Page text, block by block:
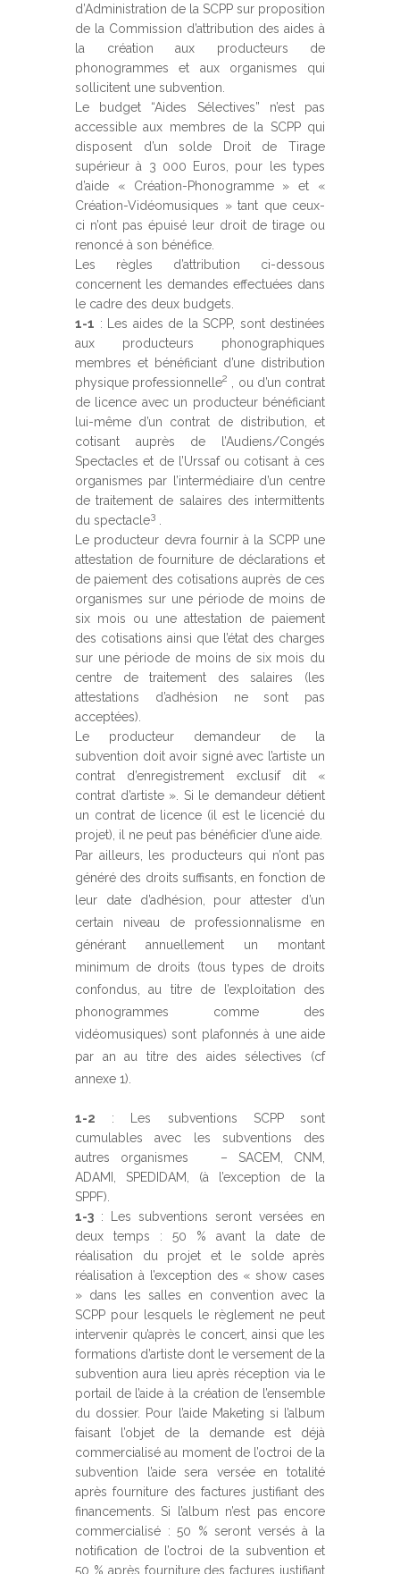
d’Administration de la SCPP sur proposition
de la Commission d’attribution des aides à
la création aux producteurs de
phonogrammes et aux organismes qui
sollicitent une subvention.
Le budget “Aides Sélectives” n’est pas
accessible aux membres de la SCPP qui
disposent d’un solde Droit de Tirage
supérieur à 3 000 Euros, pour les types
d’aide « Création-Phonogramme » et «
Création-Vidéomusiques » tant que ceux-
ci n’ont pas épuisé leur droit de tirage ou
renoncé à son bénéfice.
Les règles d’attribution ci-dessous
concernent les demandes effectuées dans
le cadre des deux budgets.
1-1 : Les aides de la SCPP, sont destinées
aux producteurs phonographiques
membres et bénéficiant d’une distribution
physique professionnelle2
, ou d’un contrat
de licence avec un producteur bénéficiant
lui-même d’un contrat de distribution, et
cotisant auprès de l’Audiens/Congés
Spectacles et de l’Urssaf ou cotisant à ces
organismes par l’intermédiaire d’un centre
de traitement de salaires des intermittents
du spectacle3
Le producteur devra fournir à la SCPP une
attestation de fourniture de déclarations et
de paiement des c​​otisations auprès de ces
organismes sur une période de moins de
six mois ou une attestation de paiement
des cotisations ainsi que l’état des charges
sur une période de moins de six mois du
centre de traitement des salaires (les
attestations d’adhésion ne sont pas
acceptées).
Le producteur demandeur de la
subvention doit avoir signé avec l’artiste un
contrat d’enregistrement exclusif dit «
contrat d’artiste ». Si le demandeur détient
un contrat de licence (il est le licencié du
projet), il ne peut pas bénéficier d’une aide.
Par ailleurs, les producteurs qui n’ont pas
généré des droits suffisants, en fonction de
leur date d’adhésion, pour attester d’un
certain niveau de professionnalisme en
générant annuellement un montant
minimum de droits (tous types de droits
confondus, au titre de l’exploitation des
phonogrammes comme des
vidéomusiques) sont plafonnés à une aide
par an au titre des aides sélectives (cf
annexe 1).
1-2 : Les subventions SCPP sont
cumulables avec les subventions des
autres organismes – SACEM, CNM,
ADAMI, SPEDIDAM, (à l’exception de la
SPPF).
1-3 : Les subventions seront versées en
deux temps : 50 % avant la date de
réalisation du projet et le solde après
réalisation à l’exception des « show cases
» dans les salles en convention avec la
SCPP pour lesquels le règlement ne peut
intervenir qu’après le concert, ainsi que les
formations d’artiste dont le versement de la
subvention aura lieu après réception via le
portail de l’aide à la création de l’ensemble
du dossier. Pour l’aide Maketing si l’album
faisant l’objet de la demande est déjà
commercialisé au moment de l’octroi de la
subvention l’aide sera versée en totalité
après fourniture des factures justifiant des
financements. Si l’album n’est pas encore
commercialisé : 50 % seront versés à la
notification de l’octroi de la subvention et
50 % après fourniture des factures justifiant